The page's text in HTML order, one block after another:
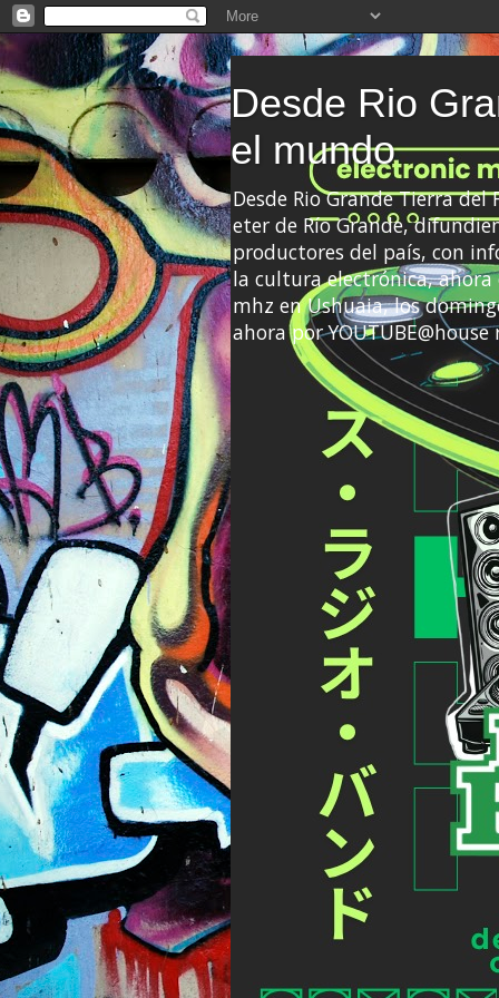
Desde Rio
el mundo
Desde Rio Grande Tierra
eter de Río Grande,
productores del país, con
la cultura electrónica, ahora
mhz en Ushuaia, los
ahora por